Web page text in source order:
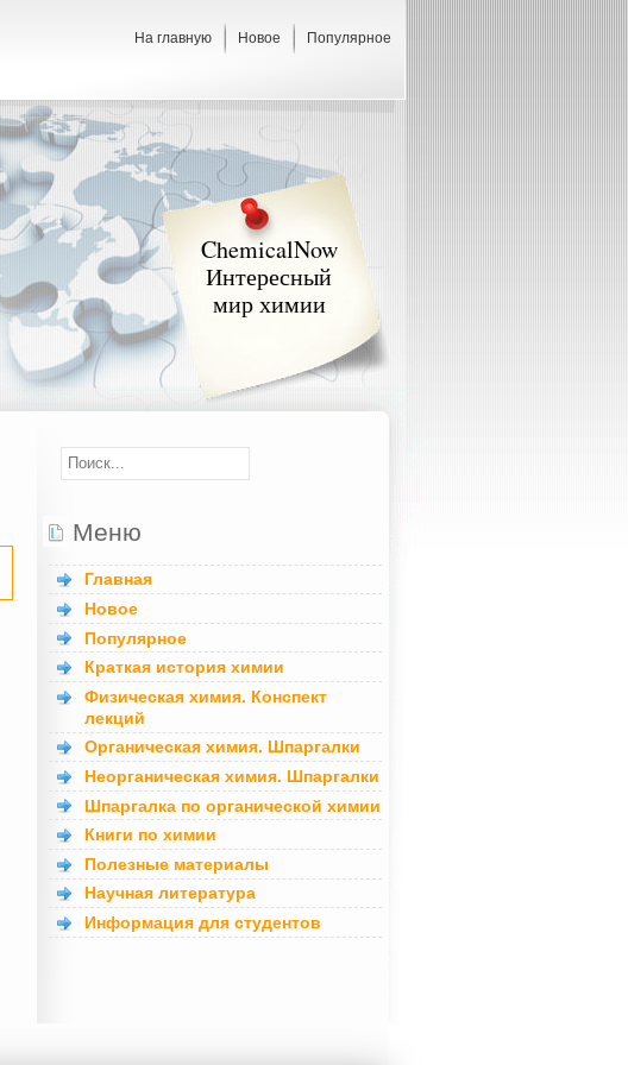
На главную Новое Популярное
ChemicalNow
Интересный
мир химии
Меню
Главная
Новое
Популярное
Краткая история химии
Физическая химия. Конспект
лекций
Органическая химия. Шпаргалки
Неорганическая химия. Шпаргалки
Шпаргалка по органической химии
Книги по химии
Полезные материалы
Научная литература
Информация для студентов